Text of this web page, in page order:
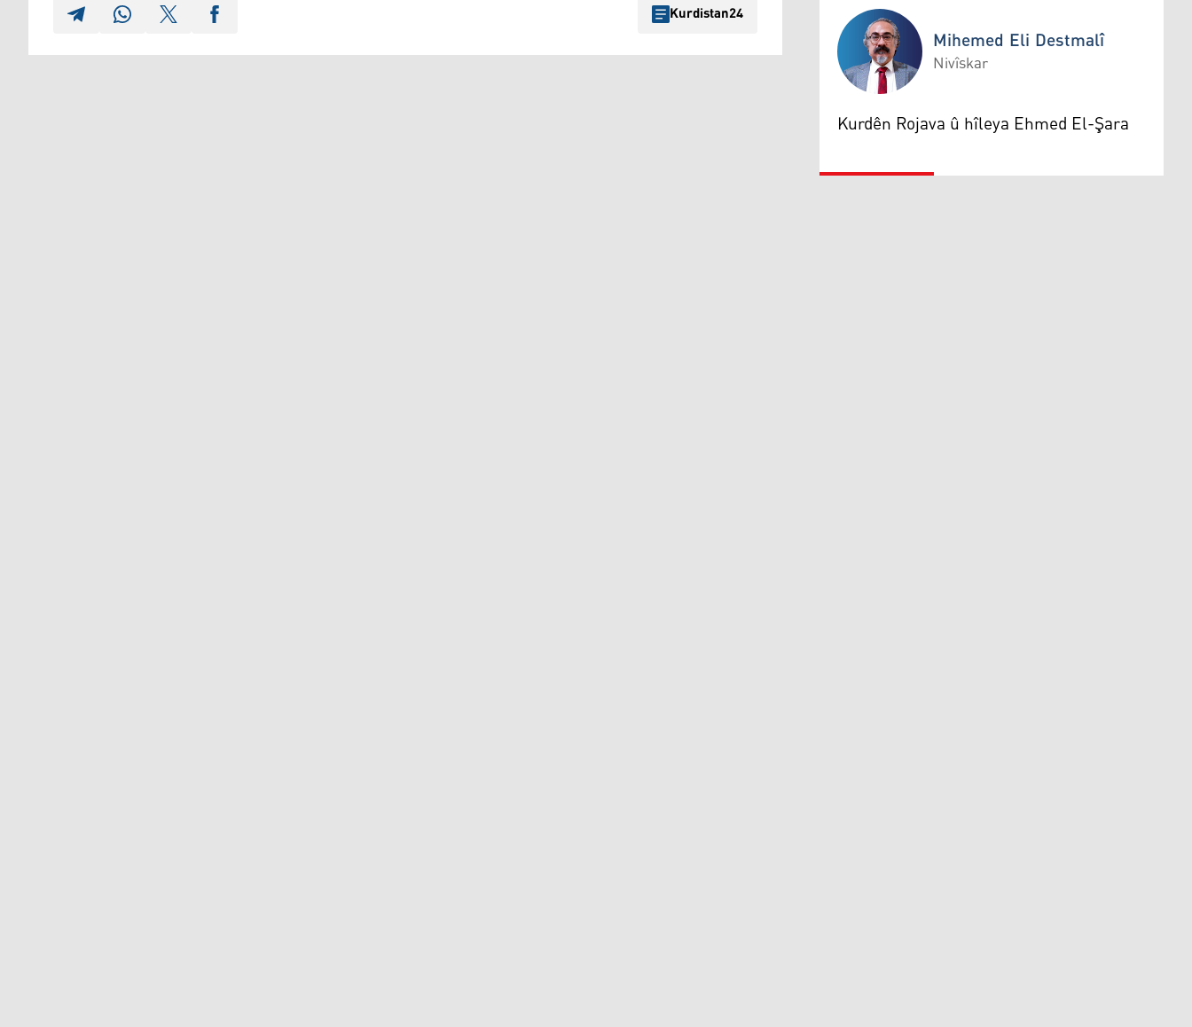
Kurdistan24
Mihemed Eli Destmalî
Mihemed Eli Destmalî
Nivîskar
Kurdên Rojava û hîleya Ehmed El-Şara